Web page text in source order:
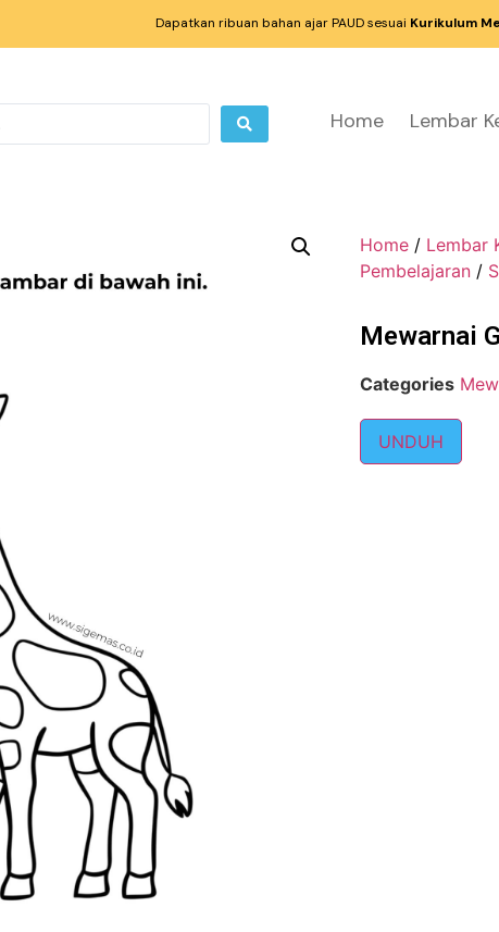
Dapatkan ribuan bahan ajar PAUD sesuai Kurikulum
Home Lembar
Home / Lembar
Pembelajaran /
Mewarnai
Categories
UNDUH